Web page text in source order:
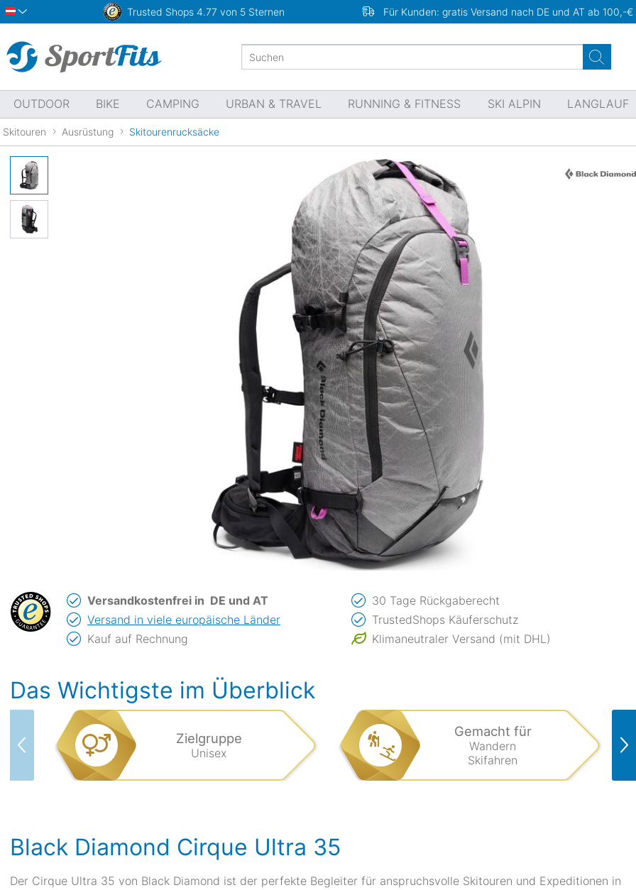
Österreich Trusted Shops 4.77 von 5 Sternen Für Kunden: gratis Versand nach DE und AT ab 100,-€
OUTDOOR BIKE CAMPING URBAN & TRAVEL RUNNING & FITNESS SKI ALPIN LANGLAUF
Skitouren Ausrüstung Skitourenrucksäcke
Versandkostenfrei in DE und AT
Versand in viele europäische Länder
Kauf auf Rechnung
30 Tage Rückgaberecht
TrustedShops Käuferschutz
Klimaneutraler Versand (mit DHL)
Das Wichtigste im Überblick
Zielgruppe
Unisex
Gemacht für
Wandern
Skifahren
Black Diamond Cirque Ultra 35
Der Cirque Ultra 35 von Black Diamond ist der perfekte Begleiter für anspruchsvolle Skitouren und Expeditionen in